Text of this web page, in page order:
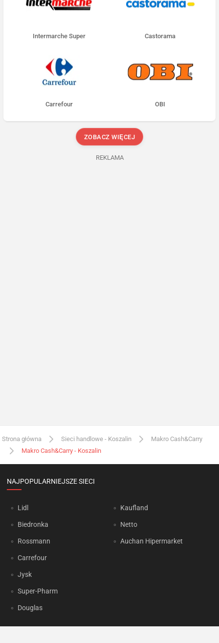
Intermarche Super Castorama
Carrefour OBI
ZOBACZ WIĘCEJ
REKLAMA
Strona główna Sieci handlowe - Koszalin
Makro Cash&Carry
Makro Cash&Carry - Koszalin
NAJPOPULARNIEJSZE SIECI
Lidl
Biedronka
Rossmann
Carrefour
Jysk
Super-Pharm
Douglas
Kaufland
Netto
Auchan Hipermarket